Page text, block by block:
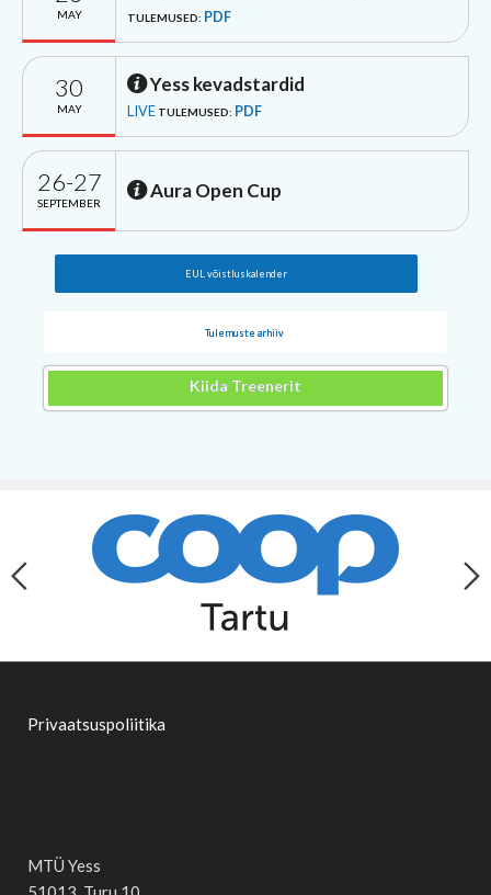
MAY TULEMUSED: PDF
30
MAY
Yess kevadstardid
LIVE TULEMUSED: PDF
26-27
SEPTEMBER
Aura Open Cup
EUL võistluskalender
Tulemuste arhiiv
Kiida Treenerit
Privaatsuspoliitika
MTÜ Yess